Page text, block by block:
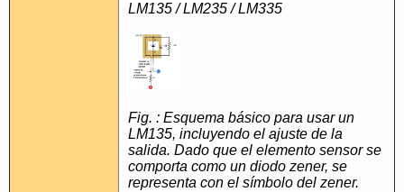
LM135 / LM235 / LM335
Fig. : Esquema básico para usar un
LM135, incluyendo el ajuste de la
salida. Dado que el elemento sensor se
comporta como un diodo zener, se
representa con el símbolo del zener.